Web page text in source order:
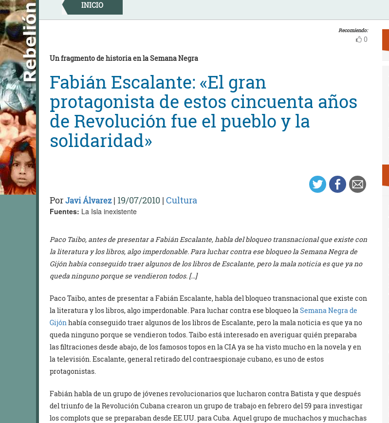
Skip
to
content
INICIO
Recomiendo:
0
Un fragmento de historia en la Semana Negra
Fabián Escalante: «El gran
protagonista de estos cincuenta años
de Revolución fue el pueblo y la
solidaridad»
PorJavi Álvarez| 19/07/2010 | Cultura
Fuentes: La Isla inexistente
Paco Taibo, antes de presentar a Fabián Escalante, habla del bloqueo transnacional que existe con
la literatura y los libros, algo imperdonable. Para luchar contra ese bloqueo la Semana Negra de
Gijón había conseguido traer algunos de los libros de Escalante, pero la mala noticia es que ya no
queda ninguno porque se vendieron todos. […]
Paco Taibo, antes de presentar a Fabián Escalante, habla del bloqueo transnacional que existe con
la literatura y los libros, algo imperdonable. Para luchar contra ese bloqueo la Semana Negra de
Gijón había conseguido traer algunos de los libros de Escalante, pero la mala noticia es que ya no
queda ninguno porque se vendieron todos. Taibo está interesado en averiguar quién preparaba
las filtraciones desde abajo, de los famosos topos en la CIA ya se ha visto mucho en la novela y en
la televisión. Escalante, general retirado del contraespionaje cubano, es uno de estos
protagonistas.
Fabián habla de un grupo de jóvenes revolucionarios que lucharon contra Batista y que después
del triunfo de la Revolución Cubana crearon un grupo de trabajo en febrero del 59 para investigar
los complots que se preparaban desde EE.UU. para Cuba. Aquel grupo de muchachos y muchachas